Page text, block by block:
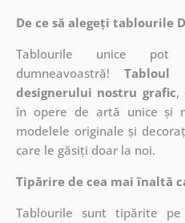
De ce să alegeți tablourile
Tablourile unice pot
dumneavoastră!Tabloul
designerului nostru grafic,
în opere de artă unice și
modelele originale și
care le găsiți doar la noi.
Tipărire de cea mai înaltă
Tablourile sunt tipărite